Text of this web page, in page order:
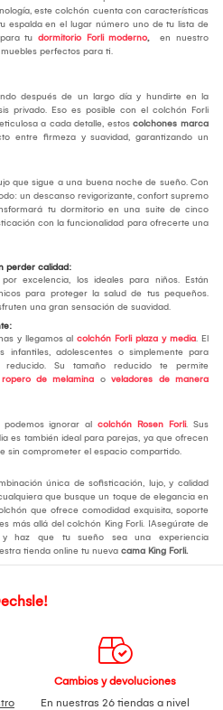
este colchón cuenta con características
espalda en el lugar número uno de tu lista de
tu dormitorio Forli moderno,
en nuestro
perfectos para ti.
después de un largo día y hundirte en la
privado. Eso es posible con el colchón Forli
a cada detalle, estos colchones marca
entre firmeza y suavidad, garantizando un
que sigue a una buena noche de sueño. Con
un descanso revigorizante, confort supremo
tu dormitorio en una suite de cinco
con la funcionalidad para ofrecerte una
perder calidad:
excelencia, los ideales para niños. Están
para proteger la salud de tus pequeños.
una gran sensación de suavidad.
y llegamos al colchón Forli plaza y media. El
infantiles, adolescentes o simplemente para
Su tamaño reducido te permite
ropero de melamina o veladores de manera
ignorar al colchón Rosen Forli. Sus
es también ideal para parejas, ya que ofrecen
sin comprometer el espacio compartido.
única de sofisticación, lujo, y calidad
que busque un toque de elegancia en
que ofrece comodidad exquisita, soporte
más allá del colchón King Forli. ¡Asegúrate de
haz que tu sueño sea una experiencia
tienda online tu nueva cama King Forli.
Cambios y devoluciones
En nuestras 26 tiendas a nivel